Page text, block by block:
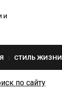
и
СТИЛЬ ЖИЗНИ
по сайту